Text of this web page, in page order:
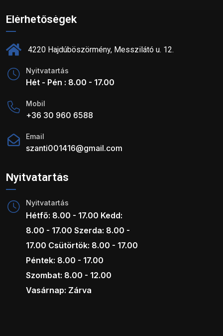
Elérhetőségek
4220 Hajdúböszörmény, Messzilátó u. 12.
Nyitvatartás
Hét - Pén : 8.00 - 17.00
Mobil
+36 30 960 6588
Email
szanti001416@gmail.com
Nyitvatartás
Nyitvatartás
Hétfő: 8.00 - 17.00 Kedd:
8.00 - 17.00 Szerda: 8.00 -
17.00 Csütörtök: 8.00 - 17.00
Péntek: 8.00 - 17.00
Szombat: 8.00 - 12.00
Vasárnap: Zárva